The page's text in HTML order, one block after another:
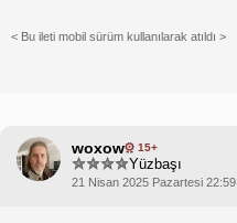
< Bu ileti mobil sürüm kullanılarak atıldı >
woxow 15+
Yüzbaşı
21 Nisan 2025 Pazartesi